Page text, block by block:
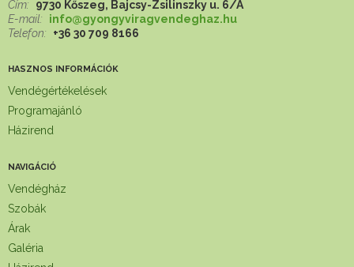
Cím:
9730 Kőszeg, Bajcsy-Zsilinszky u. 6/A
E-mail:
info@gyongyviragvendeghaz.hu
Telefon:
+36 30 709 8166
HASZNOS INFORMÁCIÓK
Vendégértékelések
Programajánló
Házirend
NAVIGÁCIÓ
Vendégház
Szobák
Árak
Galéria